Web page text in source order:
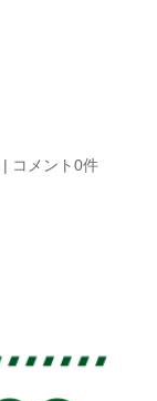
| コメント0件